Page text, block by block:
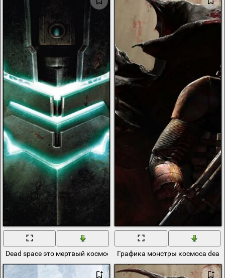
Dead space это мертвый космос и Айзек тамГрафика монстры космоса dead